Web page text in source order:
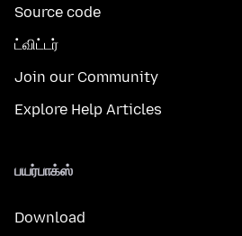
Source code
ட்விட்டர்
Join our Community
Explore Help Articles
பயர்பாக்ஸ்
Download